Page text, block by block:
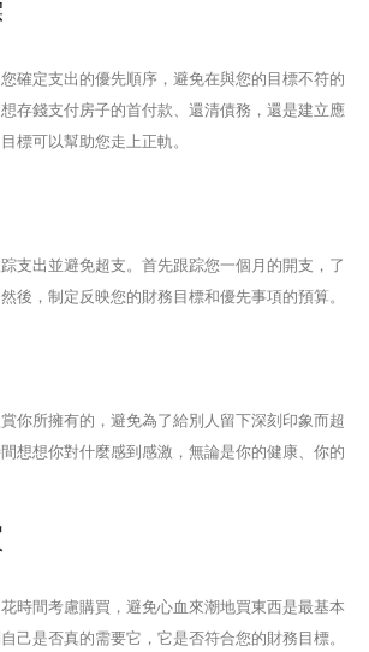
確定支出的優先順序，避免在與您的目標不符的
存錢支付房子的首付款、還清債務，還是建立應
標可以幫助您走上正軌。
支出並避免超支。首先跟踪您一個月的開支，了
後，制定反映您的財務目標和優先事項的預算。
你所擁有的，避免為了給別人留下深刻印象而超
想想你對什麼感到感激，無論是你的健康、你的
時間考慮購買，避免心血來潮地買東西是最基本
己是否真的需要它，它是否符合您的財務目標。